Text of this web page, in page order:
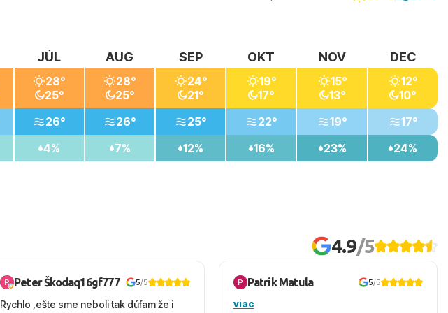
JÚL
28°
25°
26°
4%
AUG
28°
25°
26°
7%
SEP
24°
21°
25°
12%
OKT
19°
17°
22°
16%
NOV
15°
13°
19°
23%
DEC
12°
10°
17°
24%
4.9/5
Peter Škodaq16gf777 5/5
Rychlo ,ešte sme neboli tak dúfam že i
Patrik Matula 5/5
viac